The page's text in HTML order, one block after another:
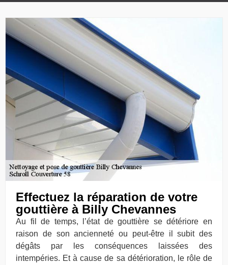
Effectuez la réparation de votre
gouttière à Billy Chevannes
Au fil de temps, l’état de gouttière se détériore en
raison de son ancienneté ou peut-être il subit des
dégâts par les conséquences laissées des
intempéries. Et à cause de sa détérioration, le rôle de